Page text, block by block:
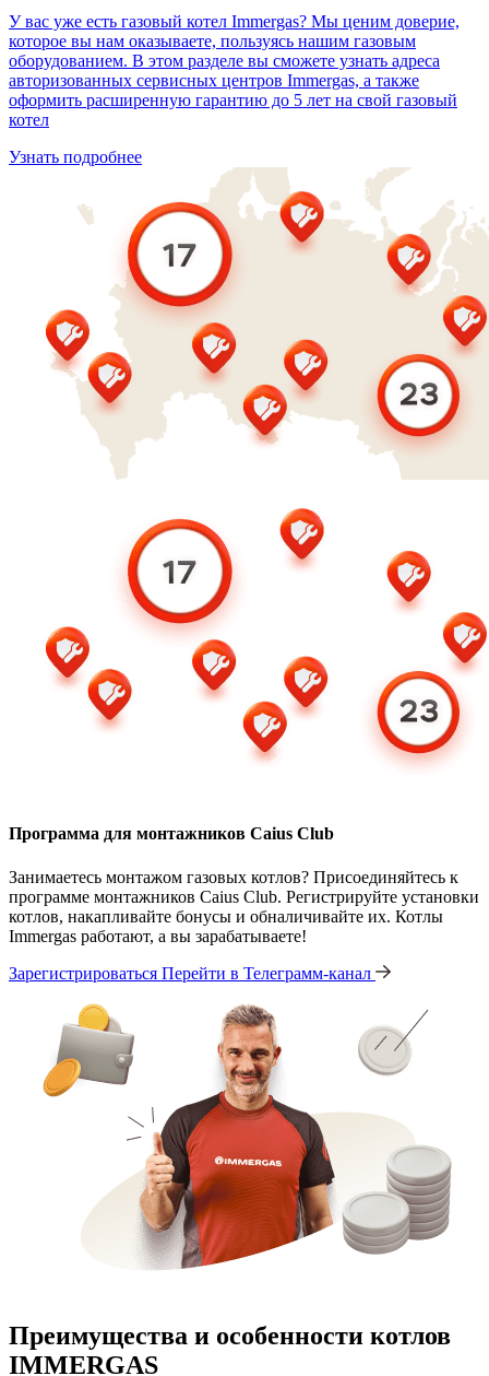
У вас уже есть газовый котел Immergas? Мы ценим доверие,
которое вы нам оказываете, пользуясь нашим газовым
оборудованием. В этом разделе вы сможете узнать адреса
авторизованных сервисных центров Immergas, а также
оформить расширенную гарантию до 5 лет на свой газовый
котел
Узнать подробнее
Программа для монтажников Caius Club
Занимаетесь монтажом газовых котлов? Присоединяйтесь к
программе монтажников Caius Club. Регистрируйте установки
котлов, накапливайте бонусы и обналичивайте их. Котлы
Immergas работают, а вы зарабатываете!
Зарегистрироваться Перейти в Телеграмм-канал
Преимущества и особенности котлов
IMMERGAS